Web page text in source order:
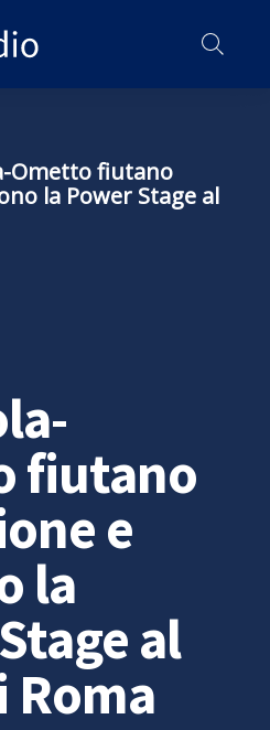
Ometto fiutano
la Power Stage al
fiutano
e
la
al
Roma